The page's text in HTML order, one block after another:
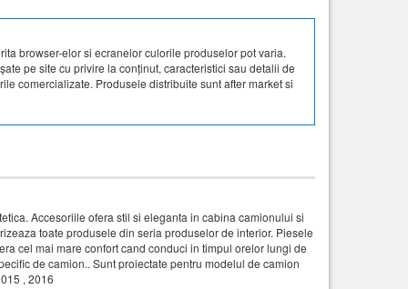
browser-elor si ecranelor culorile produselor pot varia.
pe site cu privire la conținut, caracteristici sau detalii de
comercializate. Produsele distribuite sunt after market si
Accesoriile ofera stil si eleganta in cabina camionului si
toate produsele din seria produselor de interior. Piesele
cel mai mare confort cand conduci in timpul orelor lungi de
de camion.. Sunt proiectate pentru modelul de camion
, 2016